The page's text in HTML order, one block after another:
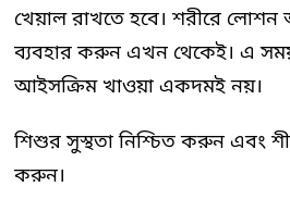
খেয়াল রাখতে হবে। শরীরে
ব্যবহার করুন এখন থেকেই। এ
আইসক্রিম খাওয়া একদমই নয়।
শিশুর সুস্থতা নিশ্চিত করুন এবং
করুন।